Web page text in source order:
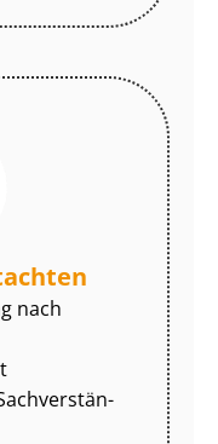
nach